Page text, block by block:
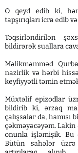
O qeyd edib ki,
tapşırıqları icra edib
Təqsirləndirilən
bildirərək suallara
Məlikməmməd
nazirlik və hərbi
keyfiyyətli təmin
Müxtəlif epizodlar
bildirib ki, ərzaq
çalışsalar da, hamısı
çəkməyəcəyəm.
onunla işləmişik. Bu
Bütün sahələr